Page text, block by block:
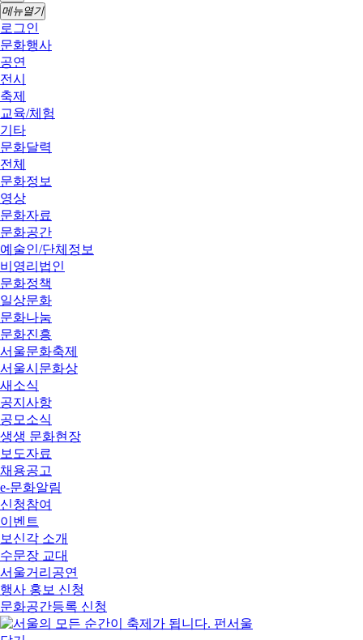
메뉴열기
로그인
문화행사
공연
전시
축제
교육/체험
기타
문화달력
전체
문화정보
영상
문화자료
문화공간
예술인/단체정보
비영리법인
문화정책
일상문화
문화나눔
문화진흥
서울문화축제
서울시문화상
새소식
공지사항
공모소식
생생 문화현장
보도자료
채용공고
e-문화알림
신청참여
이벤트
보신각 소개
수문장 교대
서울거리공연
행사 홍보 신청
문화공간등록 신청